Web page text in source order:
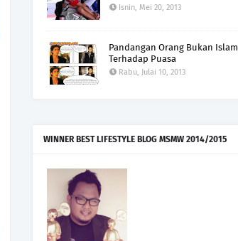
Isnin, Mei 20, 2013
Pandangan Orang Bukan Islam
Terhadap Puasa
Rabu, Julai 10, 2013
WINNER BEST LIFESTYLE BLOG MSMW 2014/2015